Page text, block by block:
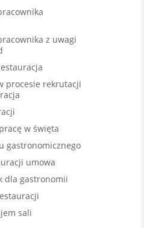
z uwagi
procesie rekrutacji
w święta
gastronomicznego
umowa
dla gastronomii
sali